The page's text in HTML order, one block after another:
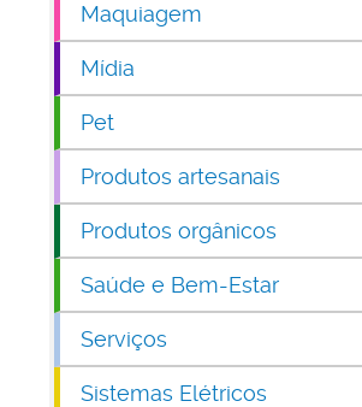
Maquiagem
Mídia
Pet
Produtos artesanais
Produtos orgânicos
Saúde e Bem-Estar
Serviços
Sistemas Elétricos